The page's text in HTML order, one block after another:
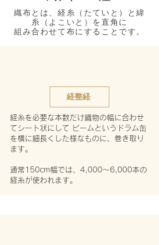
織布とは、経糸（たていと）と緯
糸（よこいと）を直角に
組み合わせて布にすることです。
経整経
経糸を必要な本数だけ織物の幅に合わせ
てシート状にして ビームというドラム缶
を横に細長くした様なものに、巻き取り
ます。
通常150cm幅では、4,000～6,000本の
経糸が使われます。